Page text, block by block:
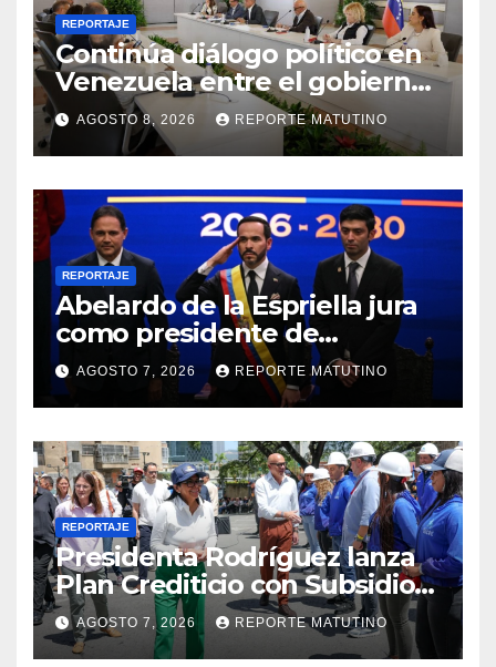
REPORTAJE
Continúa diálogo político en
Venezuela entre el gobierno
y la oposición
AGOSTO 8, 2026 REPORTE MATUTINO
REPORTAJE
Abelardo de la Espriella jura
como presidente de
Colombia para el periodo
2026-2030
AGOSTO 7, 2026 REPORTE MATUTINO
REPORTAJE
Presidenta Rodríguez lanza
Plan Crediticio con Subsidio
Directo en encuentro con
Juntas de Condominio
AGOSTO 7, 2026 REPORTE MATUTINO